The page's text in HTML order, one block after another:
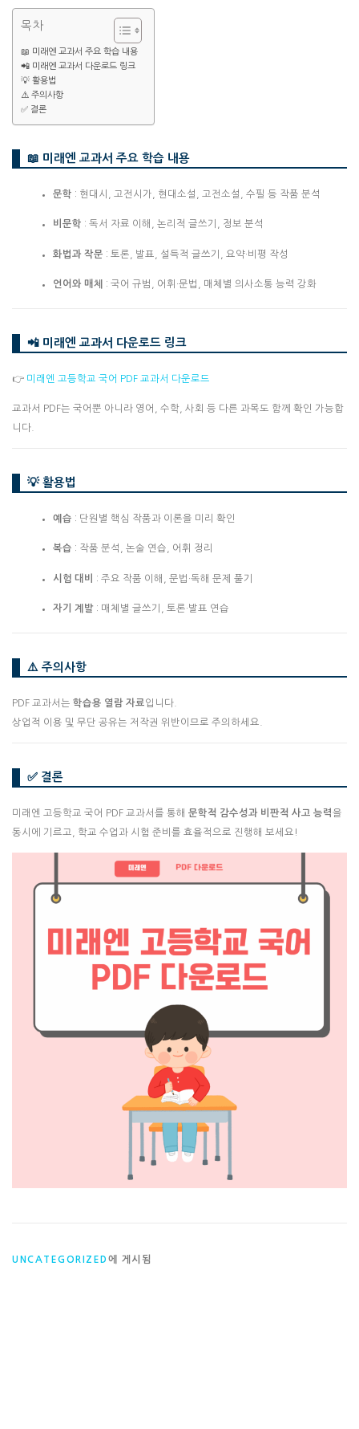
목차
📖 미래엔 교과서 주요 학습 내용
📲 미래엔 교과서 다운로드 링크
💡 활용법
⚠️ 주의사항
✅ 결론
📖 미래엔 교과서 주요 학습 내용
문학 : 현대시, 고전시가, 현대소설, 고전소설, 수필 등 작품 분석
비문학 : 독서 자료 이해, 논리적 글쓰기, 정보 분석
화법과 작문 : 토론, 발표, 설득적 글쓰기, 요약·비평 작성
언어와 매체 : 국어 규범, 어휘·문법, 매체별 의사소통 능력 강화
📲 미래엔 교과서 다운로드 링크
👉 미래엔 고등학교 국어 PDF 교과서 다운로드
교과서 PDF는 국어뿐 아니라 영어, 수학, 사회 등 다른 과목도 함께 확인 가능합
니다.
💡 활용법
예습 : 단원별 핵심 작품과 이론을 미리 확인
복습 : 작품 분석, 논술 연습, 어휘 정리
시험 대비 : 주요 작품 이해, 문법·독해 문제 풀기
자기 계발: 매체별 글쓰기, 토론·발표 연습
⚠️ 주의사항
PDF 교과서는 학습용 열람 자료입니다.
상업적 이용 및 무단 공유는 저작권 위반이므로 주의하세요.
✅ 결론
미래엔 고등학교 국어 PDF 교과서를 통해 문학적 감수성과 비판적 사고 능력을
동시에 기르고, 학교 수업과 시험 준비를 효율적으로 진행해 보세요!
UNCATEGORIZED 에 게시됨